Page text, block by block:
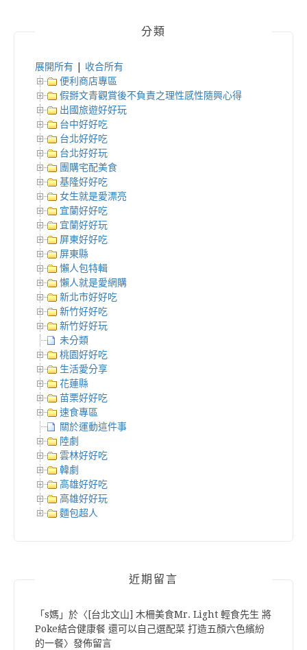
分類
展開所有
收合所有
便利商店專區
假掰文青觀賞後不負責之理性感性隨興心得
出國旅遊好好玩
台中好好吃
台北好好吃
台北好好玩
團購宅配美食
基隆好好吃
女生就是愛漂亮
宜蘭好好吃
宜蘭好好玩
屏東好好吃
屏東縣
懶人包特輯
懶人就是愛網購
新北市好好吃
新竹好好吃
新竹好好玩
未分類
桃園好好吃
生活愛分享
花蓮縣
苗栗好好吃
速食專區
關於運動這件事
陸劇
雲林好好吃
韓劇
高雄好好吃
高雄好好玩
麵包超人
近期留言
「s媽 」於〈 [台北文山] 木柵美食Mr. Light 輕食先生 將
Poke結合健康餐 還可以自己選配菜 打造五顏六色繽紛
的一餐〉發佈留言